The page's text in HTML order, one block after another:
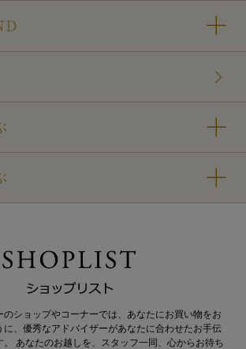
のショップやコーナーでは、あなたにお買い物をお
に、優秀なアドバイザーがあなたに合わせたお手伝
。 あなたのお越しを、スタッフ一同、心からお待ち